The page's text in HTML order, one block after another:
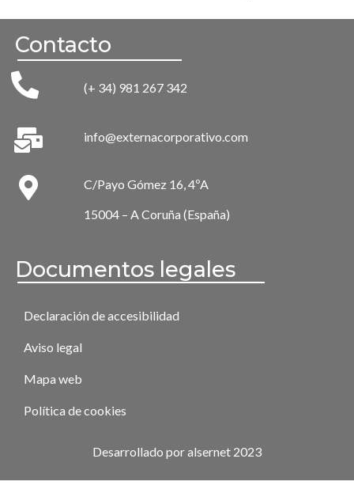
Contacto
(+ 34) 981 267 342
info@externacorporativo.com
C/Payo Gómez 16, 4ºA
15004 – A Coruña (España)
Documentos legales
Declaración de accesibilidad
Aviso legal
Mapa web
Política de cookies
Desarrollado por alsernet 2023